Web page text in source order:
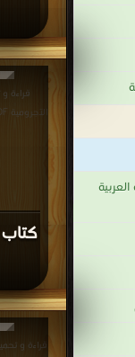
قراءة
الآجرومية PDF مجانا | مكتبة >
قراءة و